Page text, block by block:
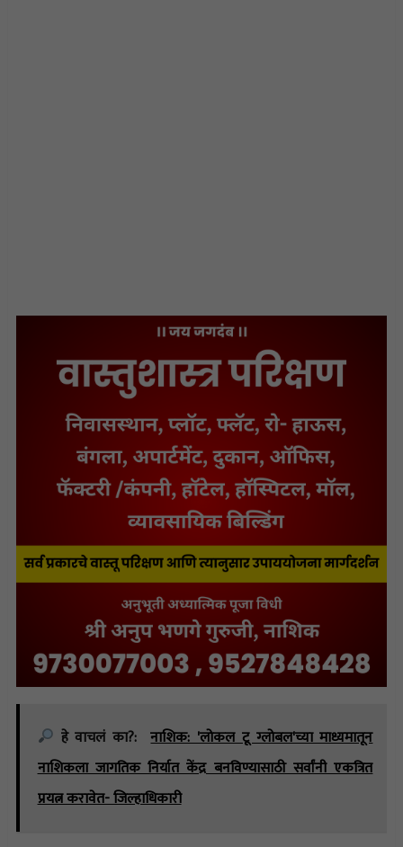
हे वाचलं का?: नाशिक: 'लोकल टू ग्लोबल'च्या माध्यमातून
नाशिकला जागतिक निर्यात केंद्र बनविण्यासाठी सर्वांनी एकत्रित
प्रयत्न करावेत- जिल्हाधिकारी